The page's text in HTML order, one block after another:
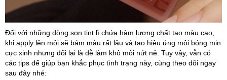
Đối với những dòng son tint lì chứa hàm lượng chất tạo màu cao,
khi apply lên môi sẽ bám màu rất lâu và tạo hiệu ứng môi bóng mịn
cực xinh nhưng đổi lại là dễ làm khô môi nứt nẻ. Tuy vậy, vẫn có
các tips để giúp bạn khắc phục tình trạng này, cùng theo dõi ngay
sau đây nhé: